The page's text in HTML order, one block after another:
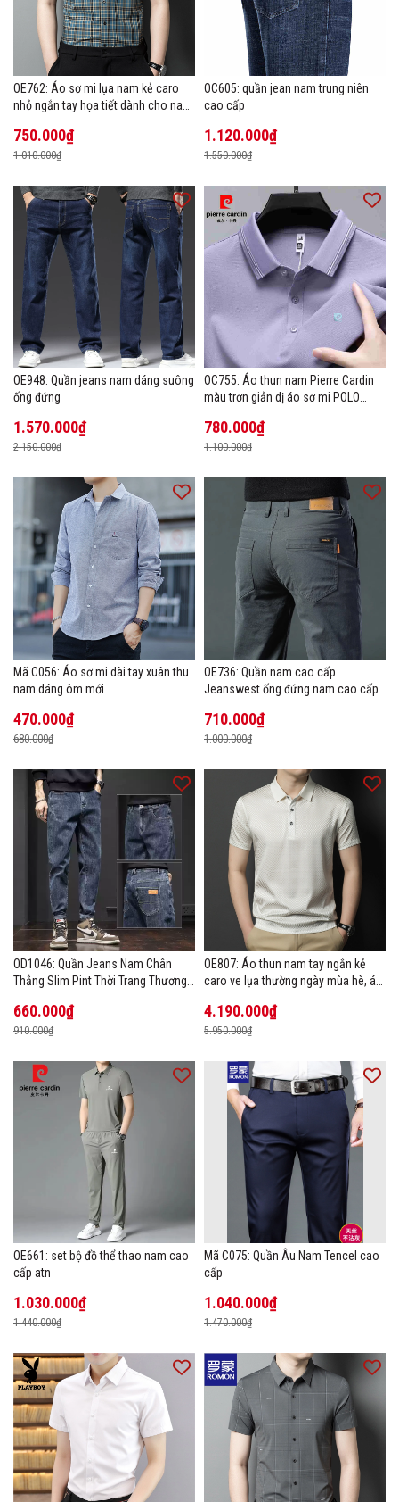
OE762: Áo sơ mi lụa nam kẻ caro
nhỏ ngắn tay họa tiết dành cho nam
750.000₫
1.010.000₫
OC605: quần jean nam trung niên
cao cấp
1.120.000₫
1.550.000₫
OE948: Quần jeans nam dáng suông
ống đứng
1.570.000₫
2.150.000₫
OC755: Áo thun nam Pierre Cardin
màu trơn giản dị áo sơ mi POLO
780.000₫
1.100.000₫
Mã C056: Áo sơ mi dài tay xuân thu
nam dáng ôm mới
470.000₫
680.000₫
OE736: Quần nam cao cấp
Jeanswest ống đứng nam cao cấp
710.000₫
1.000.000₫
OD1046: Quần Jeans Nam Chân
Thẳng Slim Pint Thời Trang Thương
660.000₫
910.000₫
OE807: Áo thun nam tay ngắn kẻ
caro ve lụa thường ngày mùa hè, áo
4.190.000₫
5.950.000₫
OE661: set bộ đồ thể thao nam cao
cấp atn
1.030.000₫
1.440.000₫
Mã C075: Quần Âu Nam Tencel cao
cấp
1.040.000₫
1.470.000₫